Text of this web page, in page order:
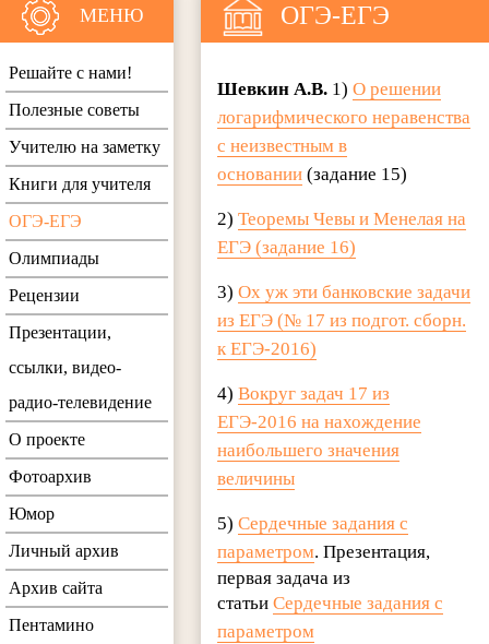
ОГЭ-ЕГЭ
Шевкин А.В. 1)О решении
логарифмического неравенства
с неизвестным в
основании (задание 15)
2)Теоремы Чевы и Менелая на
ЕГЭ (задание 16)
3)Ох уж эти банковские задачи
из ЕГЭ (№ 17 из подгот. сборн.
к ЕГЭ-2016)
4)Вокруг задач 17 из
ЕГЭ-2016 на нахождение
наибольшего значения
величины
5)Сердечные задания с
параметром. Презентация,
первая задача из
статьиСердечные задания с
параметром
МЕНЮ
Решайте с нами!
Полезные советы
Учителю на заметку
Книги для учителя
ОГЭ-ЕГЭ
Олимпиады
Рецензии
Презентации,
ссылки, видео-
радио-телевидение
О проекте
Фотоархив
Юмор
Личный архив
Архив сайта
Пентамино